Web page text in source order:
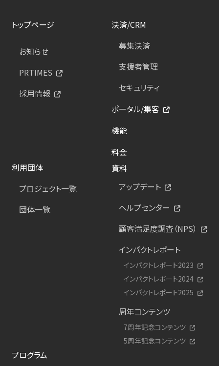
トップページ
お知らせ
PRTIMES
採用情報
決済/CRM
募集決済
支援者管理
セキュリティ
ポータル/集客
機能
料金
利用団体
プロジェクト一覧
団体一覧
資料
アップデート
ヘルプセンター
顧客満足度調査（NPS）
インパクトレポート
インパクトレポート2023
インパクトレポート2024
インパクトレポート2025
周年コンテンツ
7周年記念コンテンツ
5周年記念コンテンツ
プログラム